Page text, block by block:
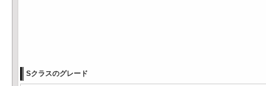
Sクラスのグレード